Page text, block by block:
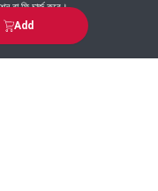
Add
বা ফি চার্জ করে।